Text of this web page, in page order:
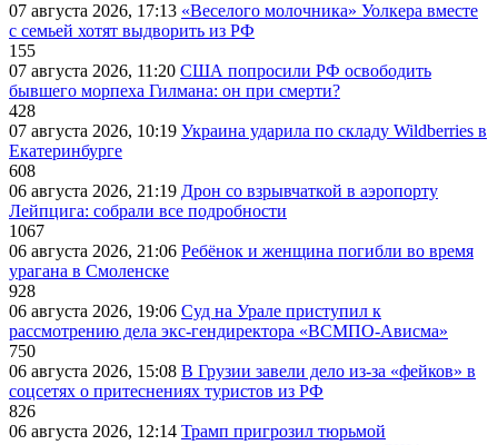
07 августа 2026, 17:13 «Веселого молочника» Уолкера вместе
с семьей хотят выдворить из РФ
155
07 августа 2026, 11:20 США попросили РФ освободить
бывшего морпеха Гилмана: он при смерти?
428
07 августа 2026, 10:19 Украина ударила по складу Wildberries в
Екатеринбурге
608
06 августа 2026, 21:19 Дрон со взрывчаткой в аэропорту
Лейпцига: собрали все подробности
1067
06 августа 2026, 21:06 Ребёнок и женщина погибли во время
урагана в Смоленске
928
06 августа 2026, 19:06 Суд на Урале приступил к
рассмотрению дела экс-гендиректора «ВСМПО-Ависма»
750
06 августа 2026, 15:08 В Грузии завели дело из-за «фейков» в
соцсетях о притеснениях туристов из РФ
826
06 августа 2026, 12:14 Трамп пригрозил тюрьмой